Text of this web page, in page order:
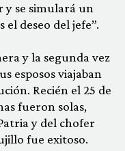
se simulará un
deseo del jefe”.
y la segunda vez
esposos viajaban
Recién el 25 de
fueron solas,
y del chofer
fue exitoso.